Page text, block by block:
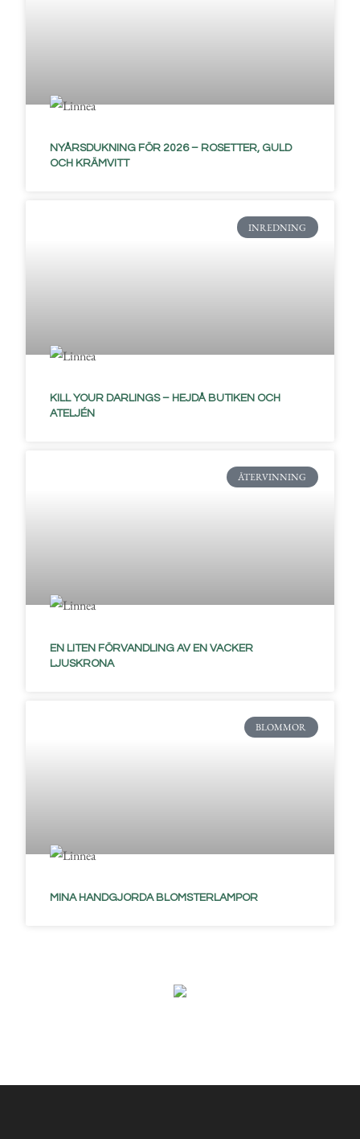
NYÅRSDUKNING FÖR 2026 – ROSETTER, GULD
OCH KRÄMVITT
INREDNING
KILL YOUR DARLINGS – HEJDÅ BUTIKEN OCH
ATELJÉN
ÅTERVINNING
EN LITEN FÖRVANDLING AV EN VACKER
LJUSKRONA
BLOMMOR
MINA HANDGJORDA BLOMSTERLAMPOR